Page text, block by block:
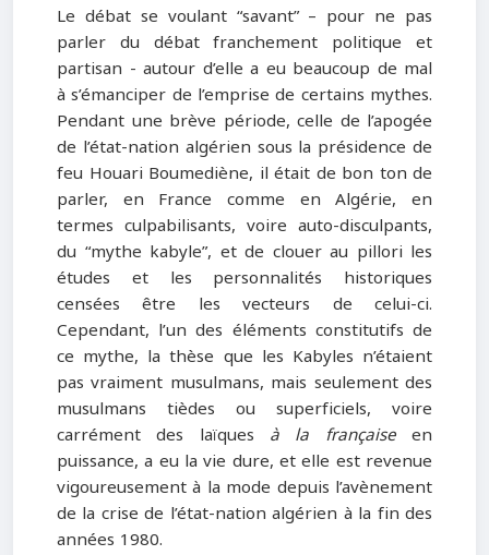
Le débat se voulant “savant” – pour ne pas
parler du débat franchement politique et
partisan - autour d’elle a eu beaucoup de mal
à s’émanciper de l’emprise de certains mythes.
Pendant une brève période, celle de l’apogée
de l’état-nation algérien sous la présidence de
feu Houari Boumediène, il était de bon ton de
parler, en France comme en Algérie, en
termes culpabilisants, voire auto-disculpants,
du “mythe kabyle”, et de clouer au pillori les
études et les personnalités historiques
censées être les vecteurs de celui-ci.
Cependant, l’un des éléments constitutifs de
ce mythe, la thèse que les Kabyles n’étaient
pas vraiment musulmans, mais seulement des
musulmans tièdes ou superficiels, voire
carrément des laïques à la françaiseen
puissance, a eu la vie dure, et elle est revenue
vigoureusement à la mode depuis l’avènement
de la crise de l’état-nation algérien à la fin des
années 1980.